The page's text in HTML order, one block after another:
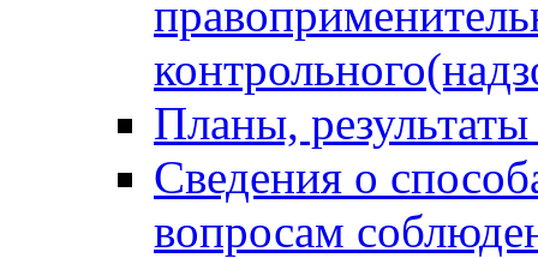
Планы,
Сведения о
вопросам